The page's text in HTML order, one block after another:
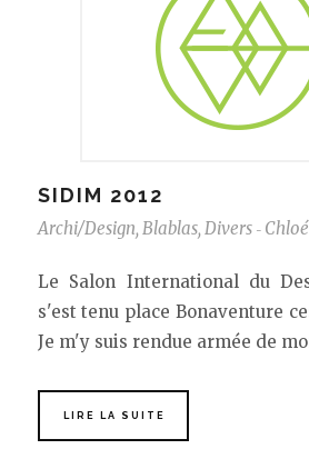
SIDIM 2012
Archi/Design, Blablas, Divers -
Le Salon International du
s'est tenu place Bonaventure
Je m'y suis rendue armée de
LIRE LA SUITE